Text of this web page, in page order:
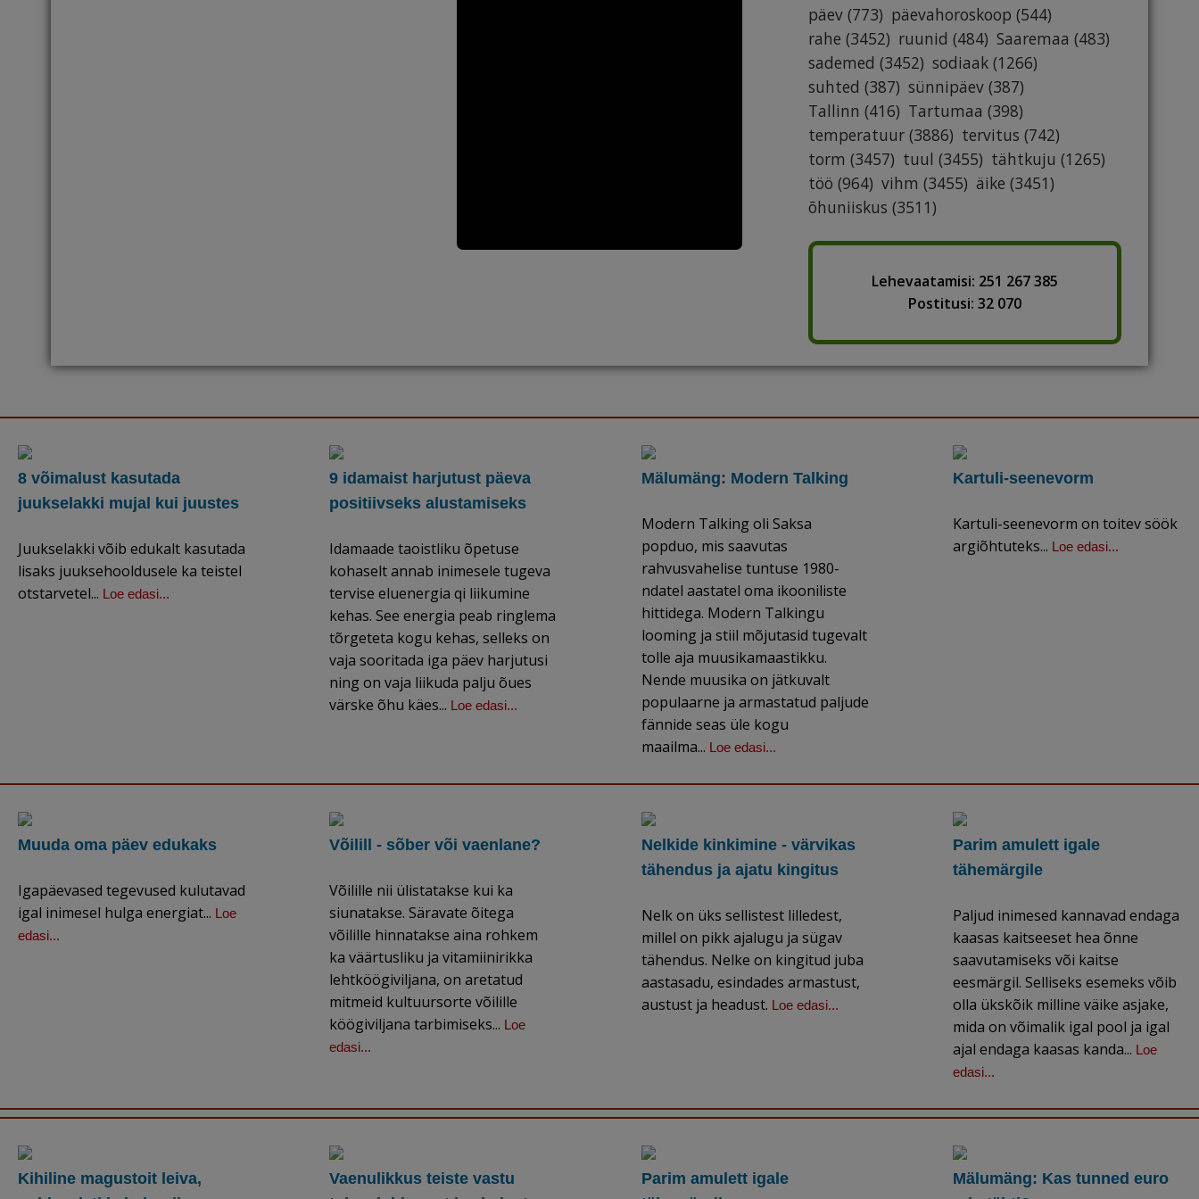
päev (773) päevahoroskoop (544)
rahe (3452) ruunid (484) Saaremaa (483)
sademed (3452) sodiaak (1266)
suhted (387) sünnipäev (387)
Tallinn (416) Tartumaa (398)
temperatuur (3886) tervitus (742)
torm (3457) tuul (3455) tähtkuju (1265)
töö (964) vihm (3455) äike (3451)
õhuniiskus (3511)
Lehevaatamisi: 251 267 385
Postitusi: 32 070
8 võimalust kasutada
juukselakki mujal kui juustes
Juukselakki võib edukalt kasutada
lisaks juuksehooldusele ka teistel
otstarvetel... Loe edasi...
9 idamaist harjutust päeva
positiivseks alustamiseks
Idamaade taoistliku õpetuse
kohaselt annab inimesele tugeva
tervise eluenergia qi liikumine
kehas. See energia peab ringlema
tõrgeteta kogu kehas, selleks on
vaja sooritada iga päev harjutusi
ning on vaja liikuda palju õues
värske õhu käes... Loe edasi...
Mälumäng: Modern Talking
Modern Talking oli Saksa
popduo, mis saavutas
rahvusvahelise tuntuse 1980-
ndatel aastatel oma ikooniliste
hittidega. Modern Talkingu
looming ja stiil mõjutasid tugevalt
tolle aja muusikamaastikku.
Nende muusika on jätkuvalt
populaarne ja armastatud paljude
fännide seas üle kogu
maailma... Loe edasi...
Kartuli-seenevorm
Kartuli-seenevorm on toitev söök
argiõhtuteks... Loe edasi...
Muuda oma päev edukaks
Igapäevased tegevused kulutavad
igal inimesel hulga energiat... Loe
edasi...
Võilill - sõber või vaenlane?
Võilille nii ülistatakse kui ka
siunatakse. Säravate õitega
võilille hinnatakse aina rohkem
ka väärtusliku ja vitamiinirikka
lehtköögiviljana, on aretatud
mitmeid kultuursorte võilille
köögiviljana tarbimiseks... Loe
edasi...
Nelkide kinkimine - värvikas
tähendus ja ajatu kingitus
Nelk on üks sellistest lilledest,
millel on pikk ajalugu ja sügav
tähendus. Nelke on kingitud juba
aastasadu, esindades armastust,
austust ja headust. Loe edasi...
Parim amulett igale
tähemärgile
Paljud inimesed kannavad endaga
kaasas kaitseeset hea õnne
saavutamiseks või kaitse
eesmärgil. Selliseks esemeks võib
olla ükskõik milline väike asjake,
mida on võimalik igal pool ja igal
ajal endaga kaasas kanda... Loe
edasi...
Kihiline magustoit leiva,
Vaenulikkus teiste vastu
Parim amulett igale
Mälumäng: Kas tunned euro